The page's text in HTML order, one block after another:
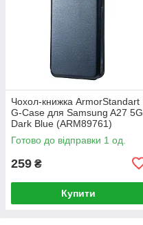
Чохол-книжка ArmorStandart
G-Case для Samsung A27 5G
Dark Blue (ARM89761)
Готово до відправки 1 од.
259 ₴
Купити